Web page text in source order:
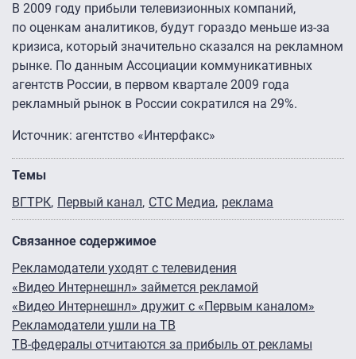
В 2009 году прибыли телевизионных компаний,
по оценкам аналитиков, будут гораздо меньше из-за
кризиса, который значительно сказался на рекламном
рынке. По данным Ассоциации коммуникативных
агентств России, в первом квартале 2009 года
рекламный рынок в России сократился на 29%.
Источник: агентство «Интерфакс»
Темы
ВГТРК Первый канал СТС Медиа реклама
Связанное содержимое
Рекламодатели уходят с телевидения
«Видео Интернешнл» займется рекламой
«Видео Интернешнл» дружит с «Первым каналом»
Рекламодатели ушли на ТВ
ТВ-федералы отчитаются за прибыль от рекламы